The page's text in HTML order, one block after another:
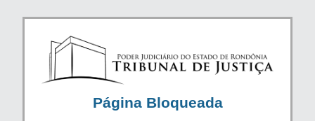
Página Bloqueada